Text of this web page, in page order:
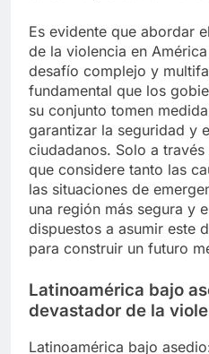
Es evidente que abordar
de la violencia en
desafío complejo y
fundamental que los
su conjunto tomen
garantizar la seguridad y
ciudadanos. Solo a
que considere tanto las
las situaciones de
una región más segura y
dispuestos a asumir este
para construir un futuro
Latinoamérica bajo
devastador de la
Latinoamérica bajo